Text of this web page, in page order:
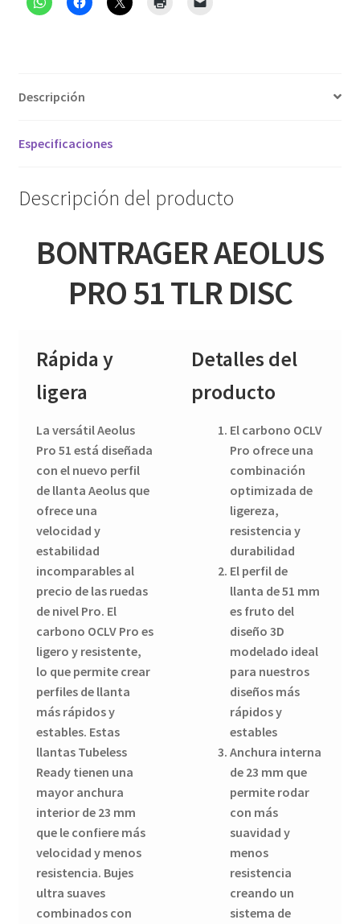
Descripción
Especificaciones
Descripción del producto
BONTRAGER AEOLUS
PRO 51 TLR DISC
Rápida y
ligera
La versátil Aeolus
Pro 51 está diseñada
con el nuevo perfil
de llanta Aeolus que
ofrece una
velocidad y
estabilidad
incomparables al
precio de las ruedas
de nivel Pro. El
carbono OCLV Pro es
ligero y resistente,
lo que permite crear
perfiles de llanta
más rápidos y
estables. Estas
llantas Tubeless
Ready tienen una
mayor anchura
interior de 23 mm
que le confiere más
velocidad y menos
resistencia. Bujes
ultra suaves
combinados con
Detalles del
producto
El carbono OCLV
Pro ofrece una
combinación
optimizada de
ligereza,
resistencia y
durabilidad
El perfil de
llanta de 51 mm
es fruto del
diseño 3D
modelado ideal
para nuestros
diseños más
rápidos y
estables
Anchura interna
de 23 mm que
permite rodar
con más
suavidad y
menos
resistencia
creando un
sistema de